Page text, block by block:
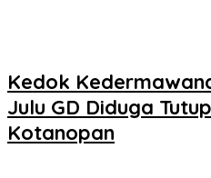
Kedok
Julu GD Diduga
Kotanopan